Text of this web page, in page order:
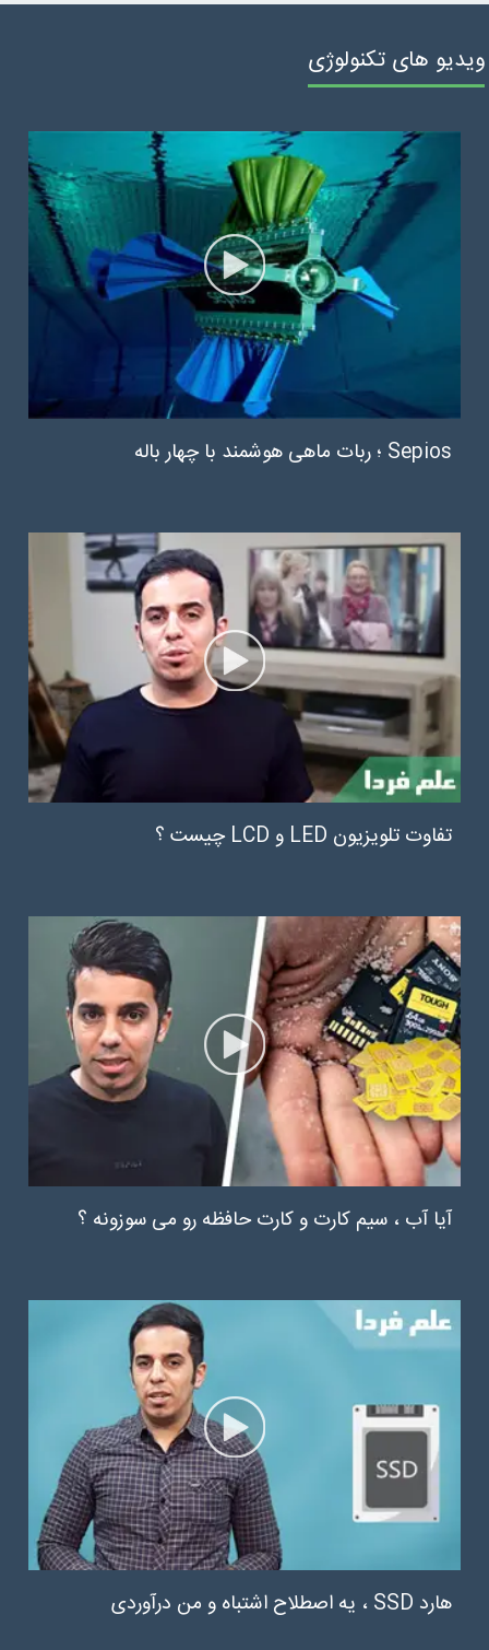
ویدیو های تکنولوژی
Sepios ؛ ربات ماهی هوشمند با چهار باله
تفاوت تلویزیون LED و LCD چیست ؟
آیا آب ، سیم کارت و کارت حافظه رو می سوزونه ؟
هارد SSD ، یه اصطلاح اشتباه و من درآوردی